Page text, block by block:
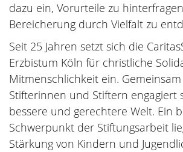
dazu ein, Vorurteile zu
Bereicherung durch Vielfalt zu
Seit 25 Jahren setzt sich die
Erzbistum Köln für christliche
Mitmenschlichkeit ein.
Stifterinnen und Stiftern engagiert
bessere und gerechtere Welt. Ein
Schwerpunkt der Stiftungsarbeit
Stärkung von Kindern und